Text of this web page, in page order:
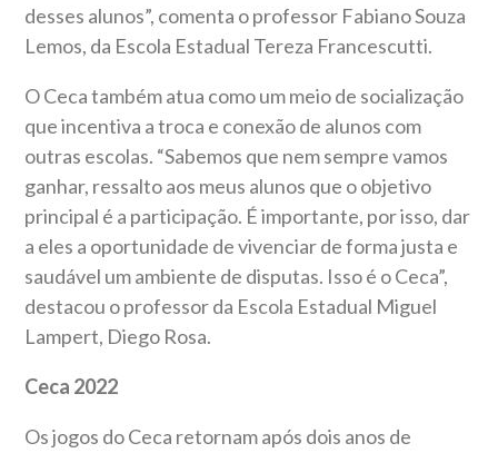
desses alunos”, comenta o professor Fabiano Souza
Lemos, da Escola Estadual Tereza Francescutti.
O Ceca também atua como um meio de socialização
que incentiva a troca e conexão de alunos com
outras escolas. “Sabemos que nem sempre vamos
ganhar, ressalto aos meus alunos que o objetivo
principal é a participação. É importante, por isso, dar
a eles a oportunidade de vivenciar de forma justa e
saudável um ambiente de disputas. Isso é o Ceca”,
destacou o professor da Escola Estadual Miguel
Lampert, Diego Rosa.
Ceca 2022
Os jogos do Ceca retornam após dois anos de